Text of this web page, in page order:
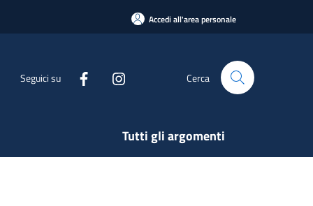
Accedi all'area personale
Seguici su Cerca
Tutti gli argomenti